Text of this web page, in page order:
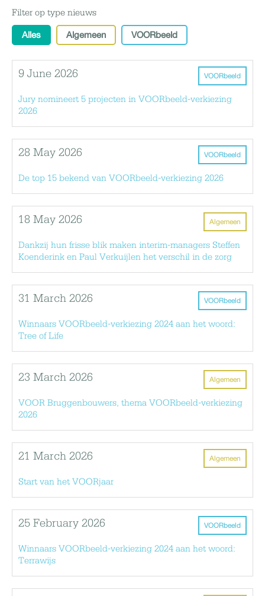
Filter op type nieuws
Alles Algemeen VOORbeeld
VOORbeeld
9 June 2026
Jury nomineert 5 projecten in VOORbeeld-verkiezing
2026
VOORbeeld
28 May 2026
De top 15 bekend van VOORbeeld-verkiezing 2026
Algemeen
18 May 2026
Dankzij hun frisse blik maken interim-managers Steffen
Koenderink en Paul Verkuijlen het verschil in de zorg
VOORbeeld
31 March 2026
Winnaars VOORbeeld-verkiezing 2024 aan het woord:
Tree of Life
Algemeen
23 March 2026
VOOR Bruggenbouwers, thema VOORbeeld-verkiezing
2026
Algemeen
21 March 2026
Start van het VOORjaar
VOORbeeld
25 February 2026
Winnaars VOORbeeld-verkiezing 2024 aan het woord:
Terrawijs